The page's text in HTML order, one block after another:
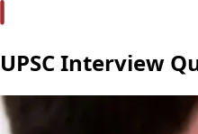
UPSC Interview